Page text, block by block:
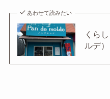
あわせて読みたい
くら
ルデ）